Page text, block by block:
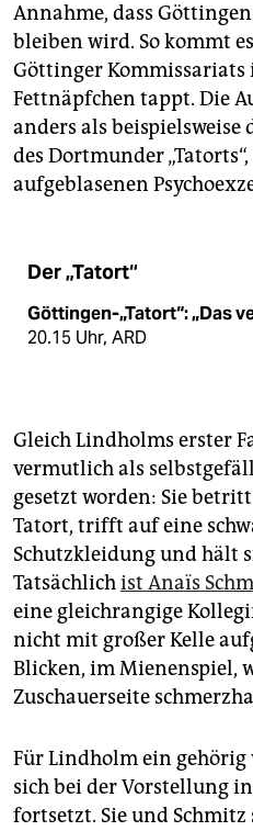
Annahme, dass
bleiben wird. So kommt
Göttinger Kommissariats
Fettnäpfchen tappt. Die
anders als beispielsweise
des Dortmunder
aufgeblasenen
Der „Tatort“
Göttingen-„Tatort“: „Das
20.15 Uhr, ARD
Gleich Lindholms erster
vermutlich als
gesetzt worden: Sie
Tatort, trifft auf eine
Schutzkleidung und hält
Tatsächlichist Anaïs
eine gleichrangige
nicht mit großer Kelle
Blicken, im Mienenspiel,
Zuschauerseite
Für Lindholm ein
sich bei der Vorstellung
fortsetzt. Sie und